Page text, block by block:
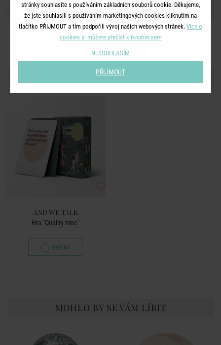
SDÍLEJTE S PŘÁTELI
DALŠÍ PRODUKTY ZE SÉRIE
AND WE TALK
Hra "Quality time"
449 Kč
MOHLO BY SE VÁM LÍBIT
stránky souhlasíte s používáním základních souborů cookie. Děkujeme,
že jste souhlasili s používáním marketingových cookies kliknutím na
tlačítko PŘIJMOUT a tím podpořili vývoj našich webových stránek. Více o
cookies si můžete přečíst kliknutím sem
NESOUHLASÍM
PŘIJMOUT